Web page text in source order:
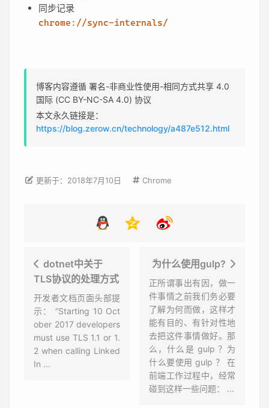
同步记录
chrome://sync-internals/
博客内容遵循 署名-非商业性使用-相同方式共享 4.0
国际 (CC BY-NC-SA 4.0) 协议
本文永久链接是：
https://blog.zerow.cn/technology/a487e512.html
更新于：2018年7月10日 Chrome
dotnet中关于
TLS协议的处理方式
开发者文档页面头部提
示： “Starting 10 Oct
ober 2017 developers
must use TLS 1.1 or 1.
2 when calling Linked
In ...
为什么使用gulp?
正所谓事出有因，做一
件事情之前我们务必要
了解为何而做，这样才
能有目的、有针对性地
去把这件事情做好。那
么，什么是 gulp ？为
什么要使用 gulp ？ 在
前端工作过程中，经常
碰到这样一些问题： ...